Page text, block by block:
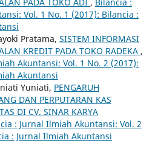
Vol. 1 No. 1 (2017): Bilancia :
Pratama, SISTEM INFORMASI
KREDIT PADA TOKO RADEKA ,
Akuntansi: Vol. 1 No. 2 (2017):
Akuntansi
Yuniati, PENGARUH
DAN PERPUTARAN KAS
DI CV. SINAR KARYA
: Jurnal Ilmiah Akuntansi: Vol. 2
: Jurnal Ilmiah Akuntansi